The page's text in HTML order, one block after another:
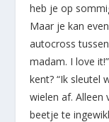
heb je op
Maar je kan
autocross
madam. I love
kent? “Ik sleutel
wielen af.
beetje te